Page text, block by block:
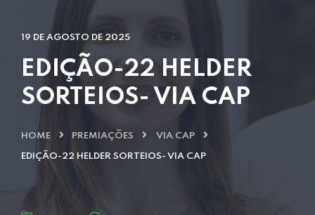
19 DE AGOSTO DE 2025
EDIÇÃO-22 HELDER
SORTEIOS- VIA CAP
HOME PREMIAÇÕES VIA CAP
EDIÇÃO-22 HELDER SORTEIOS- VIA CAP